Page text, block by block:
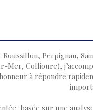
Perpignan,
Mer, Collioure),
à répondre
basée sur une